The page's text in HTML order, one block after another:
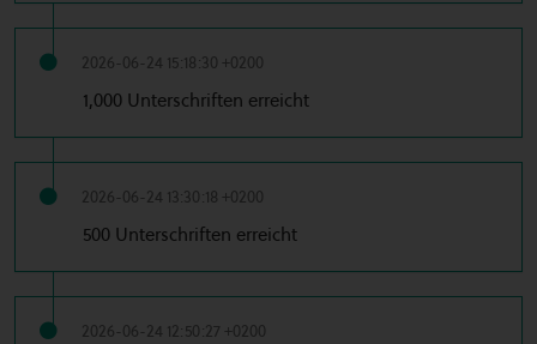
2026-06-24 15:18:30 +0200
1,000 Unterschriften erreicht
2026-06-24 13:30:18 +0200
500 Unterschriften erreicht
2026-06-24 12:50:27 +0200